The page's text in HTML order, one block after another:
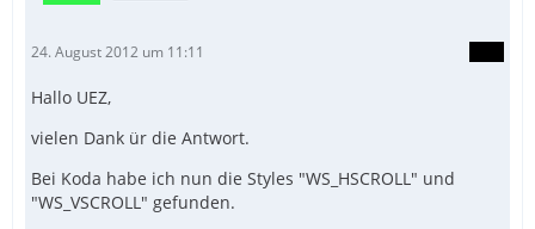
24. August 2012 um 11:11
Hallo UEZ,
vielen Dank ür die Antwort.
Bei Koda habe ich nun die Styles "WS_HSCROLL" und
"WS_VSCROLL" gefunden.